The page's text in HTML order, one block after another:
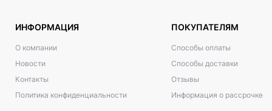
ИНФОРМАЦИЯ
О компании
Новости
Контакты
Политика конфиденциальности
ПОКУПАТЕЛЯМ
Способы оплаты
Способы доставки
Отзывы
Информация о рассрочке